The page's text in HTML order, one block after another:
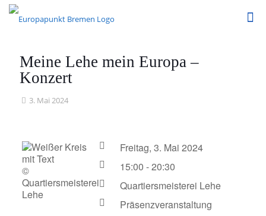
Meine Lehe mein Europa –
Konzert
3. Mai 2024
©
Quartiersmeisterei
Lehe
Freitag, 3. Mai 2024
15:00 - 20:30
Quartiersmeisterei Lehe
Präsenzveranstaltung